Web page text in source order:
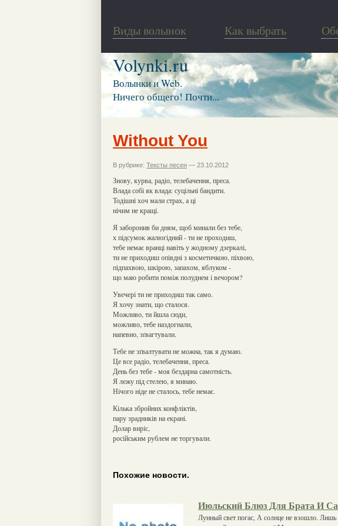
Виды волынок Как выбрать
Volynki.ru
Волынки и Web.
Ничего общего! Почти...
Without You
В рубрике: Тексты песен — 23.10.2012
Знову, курва, радіо, телебачення, преса.
Влада собі як влада: суцільні бандити.
Тодішні хоч мали страх, а ці
нічим не кращі.
Я заборонив би дням, щоб минали без тебе,
х підсумок жалюгідний - ти не проходиш,
тебе немає вранці навіть у жодному дзеркалі,
ти не приходиш опівдні з косметичкою, піхвою,
підпахвою, шкірою, запахом, яблуком -
що маю робити поміж полуднем і вечором?
Увечері ти не приходиш так само.
Я хочу знати, що сталося.
Можливо, ти йшла сюди,
можливо, тебе наздогнали,
напевно, зґвагтували.
Тебе не зґвалтувати не можна, так я думаю.
Це все радіо, телебачення, преса.
День без тебе - моя бездарна самотність.
Я лежу під стелею, я минаю.
Нічого ніде не сталось, тебе немає.
Кілька збройних конфліктів,
пару зрадників на екрані.
Долар виріс,
російським рублем не торгували.
Похожие новости.
Июльский Блюз Для Брата И
Лунный свет погас, А солнце не взошло.